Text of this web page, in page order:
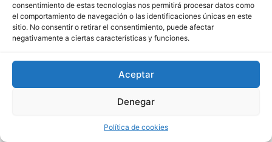
consentimiento de estas tecnologías nos permitirá procesar datos como
el comportamiento de navegación o las identificaciones únicas en este
sitio. No consentir o retirar el consentimiento, puede afectar
negativamente a ciertas características y funciones.
Aceptar
Denegar
Política de cookies
Todos los derechos © 2026 San Miguel De Los Bancos |